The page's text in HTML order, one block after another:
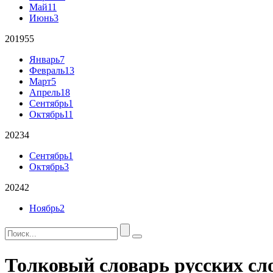
Май11
Июнь3
201955
Январь7
Февраль13
Март5
Апрель18
Сентябрь1
Октябрь11
20234
Сентябрь1
Октябрь3
20242
Ноябрь2
Толковый словарь русских